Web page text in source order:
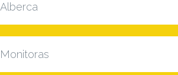
Alberca
Monitoras